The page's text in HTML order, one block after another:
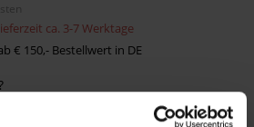
ca. 3-7 Werktage
€ 150,- Bestellwert in DE